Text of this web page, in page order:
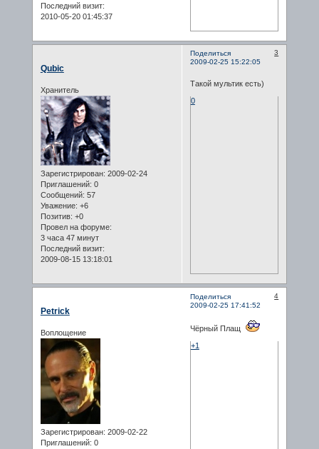
Последний визит:
2010-05-20 01:45:37
Поделиться
3
2009-02-25 15:22:05
Qubic
Хранитель
Зарегистрирован: 2009-02-24
Приглашений: 0
Сообщений: 57
Уважение: +6
Позитив: +0
Провел на форуме:
3 часа 47 минут
Последний визит:
2009-08-15 13:18:01
Такой мультик есть)
0
Поделиться
4
2009-02-25 17:41:52
Petrick
Воплощение
Зарегистрирован: 2009-02-22
Приглашений: 0
Чёрный Плащ
+1